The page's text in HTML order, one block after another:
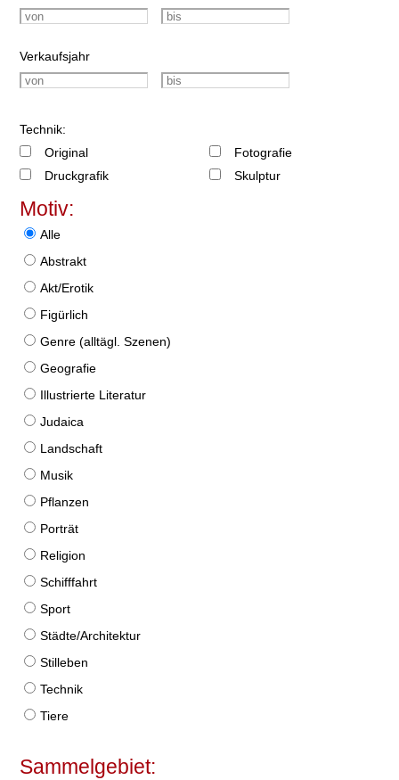
Verkaufsjahr
Technik:
Original
Druckgrafik
Fotografie
Skulptur
Motiv:
Alle
Abstrakt
Akt/Erotik
Figürlich
Genre (alltägl. Szenen)
Geografie
Illustrierte Literatur
Judaica
Landschaft
Musik
Pflanzen
Porträt
Religion
Schifffahrt
Sport
Städte/Architektur
Stilleben
Technik
Tiere
Sammelgebiet: